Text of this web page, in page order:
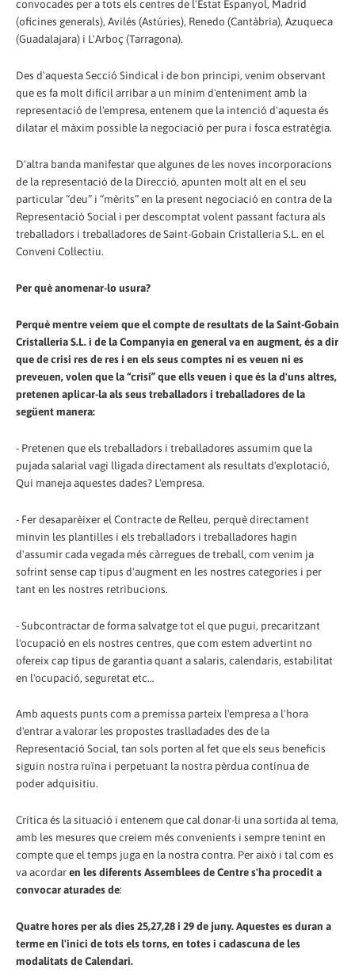
convocades per a tots els centres de l'Estat Espanyol, Madrid
(oficines generals), Avilés (Astúries), Renedo (Cantàbria), Azuqueca
(Guadalajara) i L'Arboç (Tarragona).
Des d'aquesta Secció Sindical i de bon principi, venim observant
que es fa molt difícil arribar a un mínim d'enteniment amb la
representació de l'empresa, entenem que la intenció d'aquesta és
dilatar el màxim possible la negociació per pura i fosca estratègia.
D'altra banda manifestar que algunes de les noves incorporacions
de la representació de la Direcció, apunten molt alt en el seu
particular “deu” i “mèrits” en la present negociació en contra de la
Representació Social i per descomptat volent passant factura als
treballadors i treballadores de Saint-Gobain Cristalleria S.L. en el
Conveni Col·lectiu.
Per què anomenar-lo usura?
Perquè mentre veiem que el compte de resultats de la Saint-Gobain
Cristalleria S.L. i de la Companyia en general va en augment, és a dir
que de crisi res de res i en els seus comptes ni es veuen ni es
preveuen, volen que la “crisi” que ells veuen i que és la d'uns altres,
pretenen aplicar-la als seus treballadors i treballadores de la
següent manera:
- Pretenen que els treballadors i treballadores assumim que la
pujada salarial vagi lligada directament als resultats d'explotació,
Qui maneja aquestes dades? L'empresa.
- Fer desaparèixer el Contracte de Relleu, perquè directament
minvin les plantilles i els treballadors i treballadores hagin
d'assumir cada vegada més càrregues de treball, com venim ja
sofrint sense cap tipus d'augment en les nostres categories i per
tant en les nostres retribucions.
- Subcontractar de forma salvatge tot el que pugui, precaritzant
l'ocupació en els nostres centres, que com estem advertint no
ofereix cap tipus de garantia quant a salaris, calendaris, estabilitat
en l'ocupació, seguretat etc…
Amb aquests punts com a premissa parteix l'empresa a l'hora
d'entrar a valorar les propostes traslladades des de la
Representació Social, tan sols porten al fet que els seus beneficis
siguin nostra ruïna i perpetuant la nostra pèrdua contínua de
poder adquisitiu.
Crítica és la situació i entenem que cal donar-li una sortida al tema,
amb les mesures que creiem més convenients i sempre tenint en
compte que el temps juga en la nostra contra. Per això i tal com es
va acordaren les diferents Assemblees de Centre s'ha procedit a
convocar aturades de:
Quatre hores per als dies 25,27,28 i 29 de juny. Aquestes es duran a
terme en l'inici de tots els torns, en totes i cadascuna de les
modalitats de Calendari.